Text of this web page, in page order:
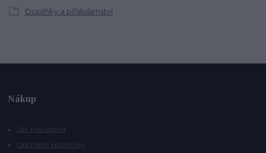
Doplňky a příslušenství
Nákup
Jak nakupovat
Obchodní podmínky